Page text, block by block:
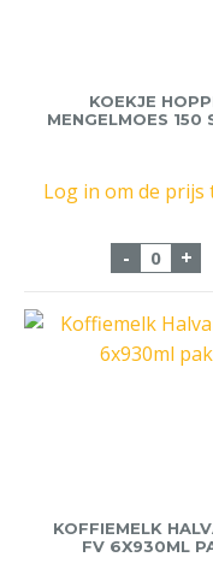
KOEKJE
MENGELMOES 150
Log in om de prijs
- Koekje
+
KOFFIEMELK
FV 6X930ML